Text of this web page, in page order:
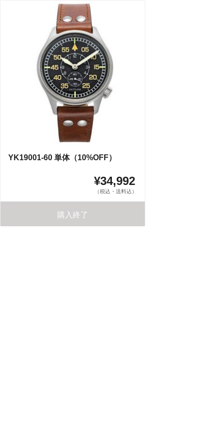
YK19001-60 単体（10%OFF）
¥34,992
（税込・送料込）
購入終了